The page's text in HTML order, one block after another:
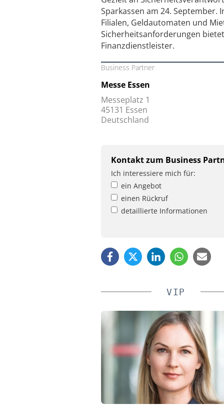
Sparkassen am 24.
Filialen, Geldautomaten und
Sicherheitsanforderungen
Finanzdienstleister.
Business Partner
Messe Essen
Messeplatz 1
45131 Essen
Deutschland
Kontakt zum Business
Ich interessiere mich für:
ein Angebot
einen Rückruf
detaillierte Informationen
VIP